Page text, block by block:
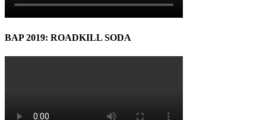
BAP 2019: ROADKILL SODA